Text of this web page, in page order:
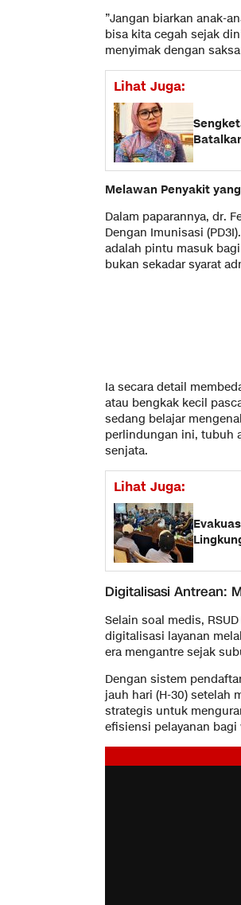
​”Jangan biarkan anak-
bisa kita cegah sejak
menyimak dengan
Lihat Juga:
​Melawan Penyakit
​Dalam paparannya, dr.
Dengan Imunisasi
adalah pintu masuk
bukan sekadar syarat
​Ia secara detail
atau bengkak kecil
sedang belajar
perlindungan ini, tubuh
senjata.
Lihat Juga:
​Digitalisasi Antrean:
​Selain soal medis,
digitalisasi layanan
era mengantre sejak
​Dengan sistem
jauh hari (H-30) setelah
strategis untuk
efisiensi pelayanan bagi